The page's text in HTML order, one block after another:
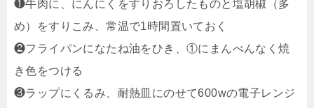
❶牛肉に、にんにくをすりおろしたものと塩胡椒（多
め）をすりこみ、常温で1時間置いておく
❷フライパンになたね油をひき、①にまんべんなく焼
き色をつける
❸ラップにくるみ、耐熱皿にのせて600wの電子レンジ